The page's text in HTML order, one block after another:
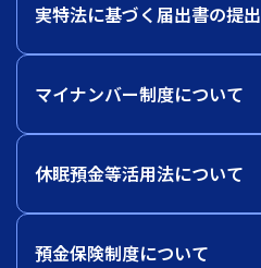
実特法に基づく届出書の提出
マイナンバー制度について
休眠預金等活用法について
預金保険制度について